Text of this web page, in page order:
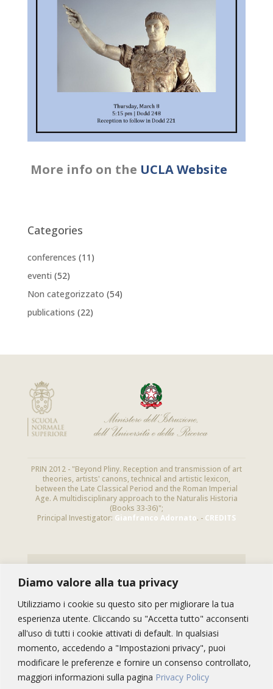
Diamo valore alla tua privacy
Utilizziamo i cookie su questo sito per migliorare la tua
esperienza utente. Cliccando su "Accetta tutto" acconsenti
all'uso di tutti i cookie attivati di default. In qualsiasi
momento, accedendo a "Impostazioni privacy", puoi
modificare le preferenze e fornire un consenso controllato,
maggiori informazioni sulla pagina Privacy Policy
More info on the UCLAWebsite
Categories
conferences (11)
eventi (52)
Non categorizzato (54)
publications (22)
PRIN 2012 - "Beyond Pliny. Reception and transmission of art
theories, artists' canons, technical and artistic lexicon,
between the Late Classical Period and the Roman Imperial
Age. A multidisciplinary approach to the Naturalis Historia
(Books 33-36)";
Principal Investigator: Gianfranco Adornato. - CREDITS
Subscribe to this newsletter to receive
information on Pliny’s studies and our activities